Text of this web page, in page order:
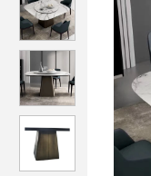
Susan perezoso